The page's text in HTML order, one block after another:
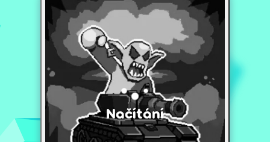
Načítání